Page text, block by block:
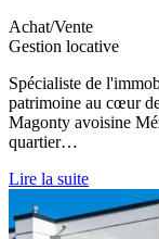
Achat/Vente
Gestion locative
Spécialiste de
patrimoine au cœur
Magonty avoisine
quartier…
Lire la suite